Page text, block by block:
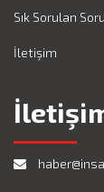
Sık Sorulan
İletişim